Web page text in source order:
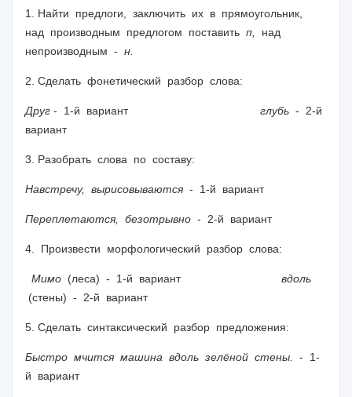
1. Найти предлоги, заключить их в прямоугольник,
над производным предлогом поставить п,
над
непроизводным - н.
2. Сделать фонетический разбор слова:
Друг - 1-й вариант глубь - 2-й
вариант
3. Разобрать слова по составу:
Навстречу, вырисовываются - 1-й вариант
Переплетаются, безотрывно - 2-й вариант
4. Произвести морфологический разбор слова:
Мимо (леса) - 1-й вариант вдоль
(стены) - 2-й вариант
5. Сделать синтаксический разбор предложения:
Быстро мчится машина вдоль зелёной стены.
- 1-
й вариант